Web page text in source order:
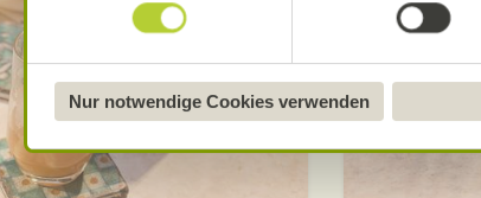
Näheres über uns erfahren Sie in unserem
Nur notwendige Cookies verwenden